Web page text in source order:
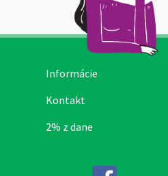
Informácie
Kontakt
2% z dane